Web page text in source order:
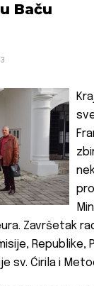
Baču
Završetak
sv. Ćirila i